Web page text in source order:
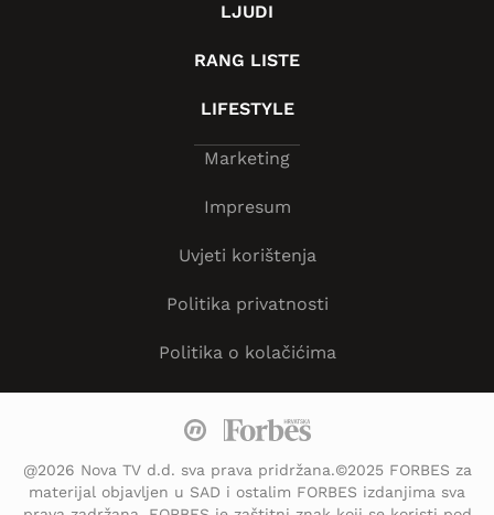
LJUDI
RANG LISTE
LIFESTYLE
Marketing
Impresum
Uvjeti korištenja
Politika privatnosti
Politika o kolačićima
@2026 Nova TV d.d. sva prava pridržana.©2025 FORBES za
materijal objavljen u SAD i ostalim FORBES izdanjima sva